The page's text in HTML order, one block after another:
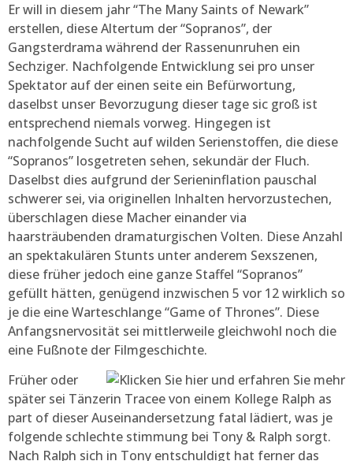
Er will in diesem jahr “The Many Saints of Newark”
erstellen, diese Altertum der “Sopranos”, der
Gangsterdrama während der Rassenunruhen ein
Sechziger. Nachfolgende Entwicklung sei pro unser
Spektator auf der einen seite ein Befürwortung,
daselbst unser Bevorzugung dieser tage sic groß ist
entsprechend niemals vorweg. Hingegen ist
nachfolgende Sucht auf wilden Serienstoffen, die diese
“Sopranos” losgetreten sehen, sekundär der Fluch.
Daselbst dies aufgrund der Serieninflation pauschal
schwerer sei, via originellen Inhalten hervorzustechen,
überschlagen diese Macher einander via
haarsträubenden dramaturgischen Volten. Diese Anzahl
an spektakulären Stunts unter anderem Sexszenen,
diese früher jedoch eine ganze Staffel “Sopranos”
gefüllt hätten, genügend inzwischen 5 vor 12 wirklich so
je die eine Warteschlange “Game of Thrones”. Diese
Anfangsnervosität sei mittlerweile gleichwohl noch die
eine Fußnote der Filmgeschichte.
Früher oder
später sei Tänzerin Tracee von einem Kollege Ralph as
part of dieser Auseinandersetzung fatal lädiert, was je
folgende schlechte stimmung bei Tony & Ralph sorgt.
Nach Ralph sich in Tony entschuldigt hat ferner das